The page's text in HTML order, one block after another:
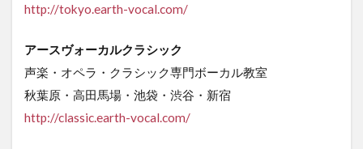
http://tokyo.earth-vocal.com/
アースヴォーカルクラシック
声楽・オペラ・クラシック専門ボーカル教室
秋葉原・高田馬場・池袋・渋谷・新宿
http://classic.earth-vocal.com/